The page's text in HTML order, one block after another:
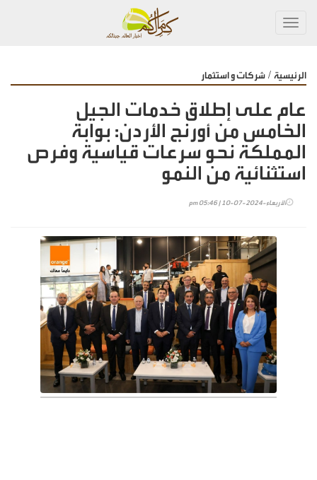
الرئيسية / شركات و استثمار
عام على إطلاق خدمات الجيل
الخامس من أورنج الأردن: بوابة
المملكة نحو سرعات قياسية وفرص
استثنائية من النمو
الأربعاء-2024-07-10 | 05:46 pm